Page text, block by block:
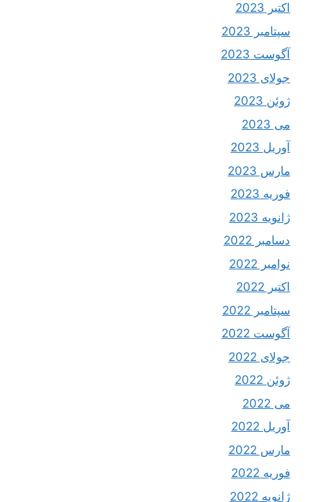
اکتبر 2023
سپتامبر 2023
آگوست 2023
جولای 2023
ژوئن 2023
می 2023
آوریل 2023
مارس 2023
فوریه 2023
ژانویه 2023
دسامبر 2022
نوامبر 2022
اکتبر 2022
سپتامبر 2022
آگوست 2022
جولای 2022
ژوئن 2022
می 2022
آوریل 2022
مارس 2022
فوریه 2022
ژانویه 2022